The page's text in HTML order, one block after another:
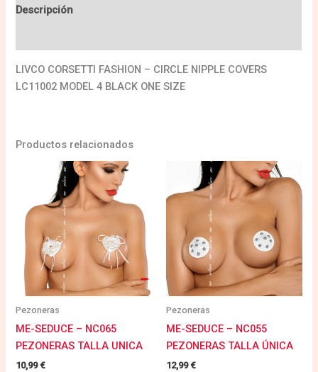
Descripción
LIVCO CORSETTI FASHION – CIRCLE NIPPLE COVERS
LC11002 MODEL 4 BLACK ONE SIZE
Productos relacionados
Pezoneras
ME-SEDUCE – NC065
PEZONERAS TALLA UNICA
10,99€
Pezoneras
ME-SEDUCE – NC055
PEZONERAS TALLA ÚNICA
12,99€